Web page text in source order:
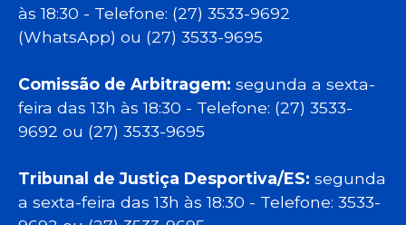
às 18:30 - Telefone: (27) 3533-9692
(WhatsApp) ou (27) 3533-9695
Comissão de Arbitragem: segunda a sexta-
feira das 13h às 18:30 - Telefone: (27) 3533-
9692 ou (27) 3533-9695
Tribunal de Justiça Desportiva/ES: segunda
a sexta-feira das 13h às 18:30 - Telefone: 3533-